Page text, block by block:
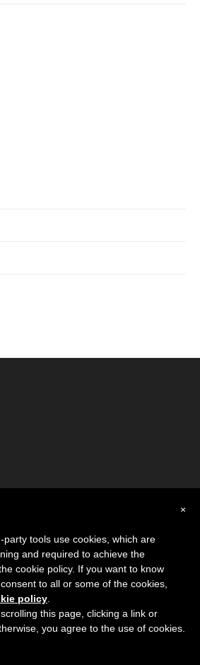
×
tools use cookies, which are
and required to achieve the
cookie policy. If you want to know
to all or some of the cookies,
policy
this page, clicking a link or
you agree to the use of cookies.